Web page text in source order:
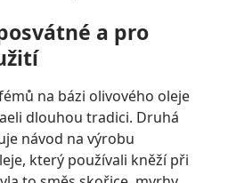
a pro
na bázi olivového oleje
dlouhou tradici. Druhá
návod na výrobu
který používali kněží při